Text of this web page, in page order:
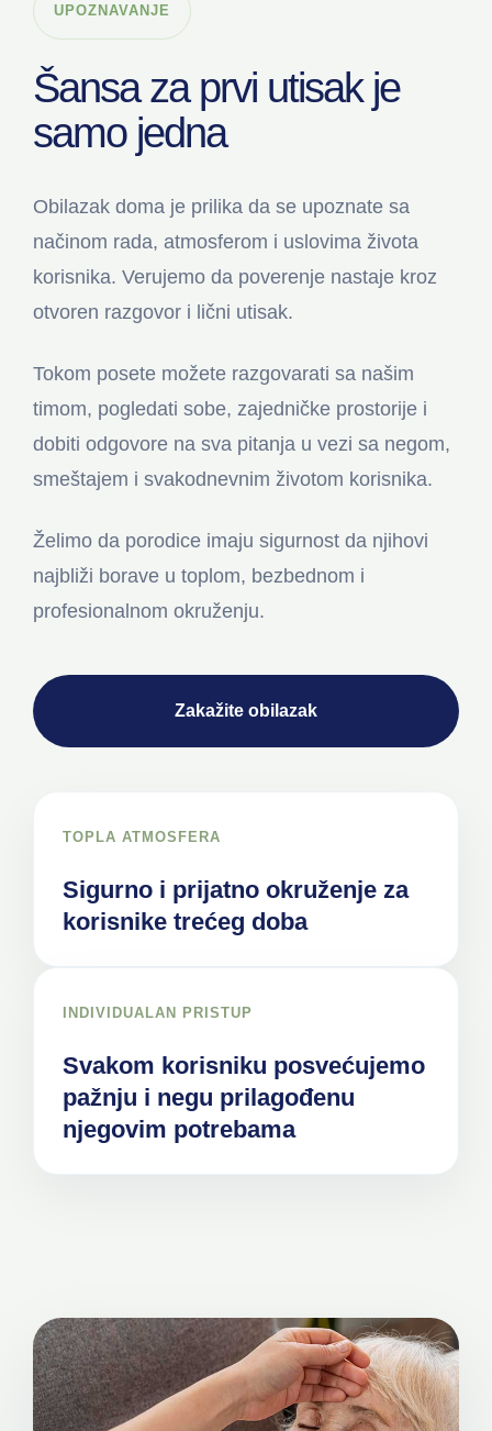
UPOZNAVANJE
Šansa za prvi utisak je
samo jedna
Obilazak doma je prilika da se upoznate sa
načinom rada, atmosferom i uslovima života
korisnika. Verujemo da poverenje nastaje kroz
otvoren razgovor i lični utisak.
Tokom posete možete razgovarati sa našim
timom, pogledati sobe, zajedničke prostorije i
dobiti odgovore na sva pitanja u vezi sa negom,
smeštajem i svakodnevnim životom korisnika.
Želimo da porodice imaju sigurnost da njihovi
najbliži borave u toplom, bezbednom i
profesionalnom okruženju.
Zakažite obilazak
TOPLA ATMOSFERA
Sigurno i prijatno okruženje za
korisnike trećeg doba
INDIVIDUALAN PRISTUP
Svakom korisniku posvećujemo
pažnju i negu prilagođenu
njegovim potrebama